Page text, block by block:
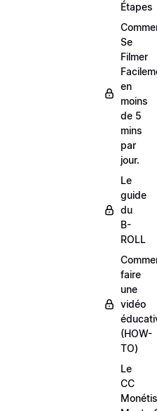
Étapes
Se
Filmer
en
moins
de 5
mins
par
jour.
Le
guide
du
B-
ROLL
faire
une
vidéo
(HOW-
TO)
Le
CC